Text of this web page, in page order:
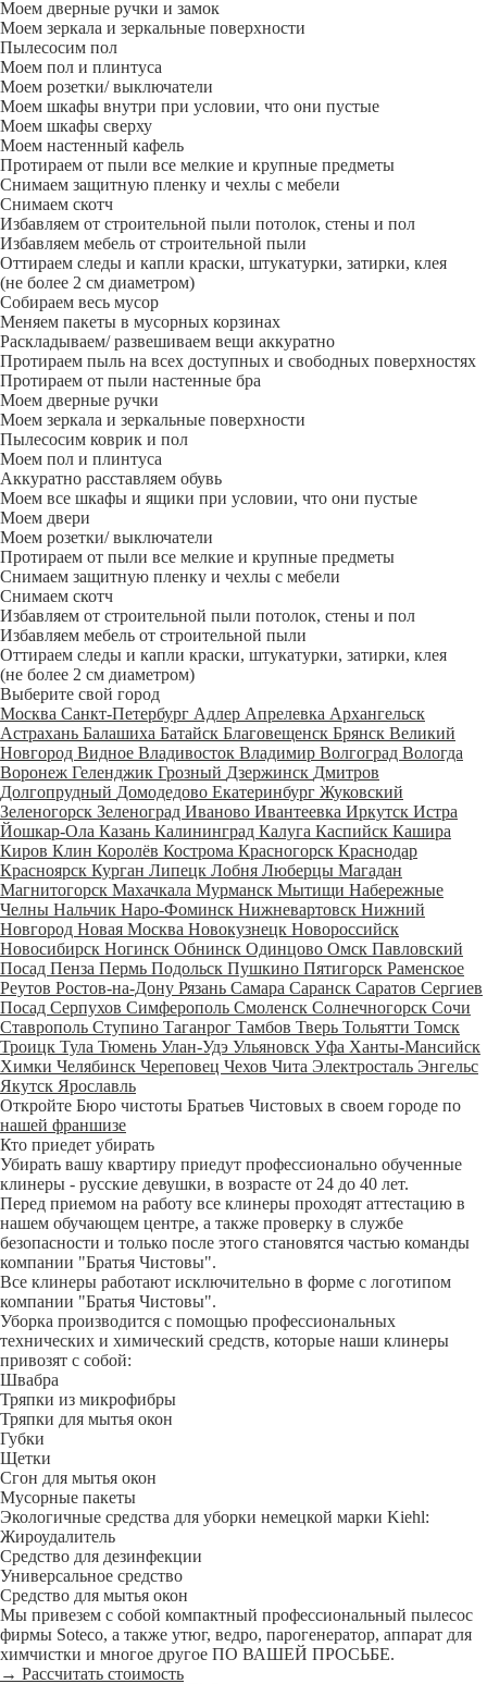
Моем дверные ручки и замок
Моем зеркала и зеркальные поверхности
Пылесосим пол
Моем пол и плинтуса
Моем розетки/ выключатели
Моем шкафы внутри при условии, что они пустые
Моем шкафы сверху
Моем настенный кафель
Протираем от пыли все мелкие и крупные предметы
Снимаем защитную пленку и чехлы с мебели
Снимаем скотч
Избавляем от строительной пыли потолок, стены и пол
Избавляем мебель от строительной пыли
Оттираем следы и капли краски, штукатурки, затирки, клея
(не более 2 см диаметром)
Собираем весь мусор
Меняем пакеты в мусорных корзинах
Раскладываем/ развешиваем вещи аккуратно
Протираем пыль на всех доступных и свободных поверхностях
Протираем от пыли настенные бра
Моем дверные ручки
Моем зеркала и зеркальные поверхности
Пылесосим коврик и пол
Моем пол и плинтуса
Аккуратно расставляем обувь
Моем все шкафы и ящики при условии, что они пустые
Моем двери
Моем розетки/ выключатели
Протираем от пыли все мелкие и крупные предметы
Снимаем защитную пленку и чехлы с мебели
Снимаем скотч
Избавляем от строительной пыли потолок, стены и пол
Избавляем мебель от строительной пыли
Оттираем следы и капли краски, штукатурки, затирки, клея
(не более 2 см диаметром)
Выберите свой город
Москва Санкт-Петербург Адлер Апрелевка Архангельск
Астрахань Балашиха Батайск Благовещенск Брянск Великий
Новгород Видное Владивосток Владимир Волгоград Вологда
Воронеж Геленджик Грозный Дзержинск Дмитров
Долгопрудный Домодедово Екатеринбург Жуковский
Зеленогорск Зеленоград Иваново Ивантеевка Иркутск Истра
Йошкар-Ола Казань Калининград Калуга Каспийск Кашира
Киров Клин Королёв Кострома Красногорск Краснодар
Красноярск Курган Липецк Лобня Люберцы Магадан
Магнитогорск Махачкала Мурманск Мытищи Набережные
Челны Нальчик Наро-Фоминск Нижневартовск Нижний
Новгород Новая Москва Новокузнецк Новороссийск
Новосибирск Ногинск Обнинск Одинцово Омск Павловский
Посад Пенза Пермь Подольск Пушкино Пятигорск Раменское
Реутов Ростов-на-Дону Рязань Самара Саранск Саратов Сергиев
Посад Серпухов Симферополь Смоленск Солнечногорск Сочи
Ставрополь Ступино Таганрог Тамбов Тверь Тольятти Томск
Троицк Тула Тюмень Улан-Удэ Ульяновск Уфа Ханты-Мансийск
Химки Челябинск Череповец Чехов Чита Электросталь Энгельс
Якутск Ярославль
Откройте Бюро чистоты Братьев Чистовых в своем городе по
нашей франшизе
Кто приедет убирать
Убирать вашу квартиру приедут профессионально обученные
клинеры - русские девушки, в возрасте от 24 до 40 лет.
Перед приемом на работу все клинеры проходят аттестацию в
нашем обучающем центре, а также проверку в службе
безопасности и только после этого становятся частью команды
компании "Братья Чистовы".
Все клинеры работают исключительно в форме с логотипом
компании "Братья Чистовы".
Уборка производится с помощью профессиональных
технических и химический средств, которые наши клинеры
привозят с собой:
Швабра
Тряпки из микрофибры
Тряпки для мытья окон
Губки
Щетки
Сгон для мытья окон
Мусорные пакеты
Экологичные средства для уборки немецкой марки Kiehl:
Жироудалитель
Средство для дезинфекции
Универсальное средство
Средство для мытья окон
Мы привезем с собой компактный профессиональный пылесос
фирмы Soteco, а также утюг, ведро, парогенератор, аппарат для
химчистки и многое другое ПО ВАШЕЙ ПРОСЬБЕ.
→ Рассчитать стоимость